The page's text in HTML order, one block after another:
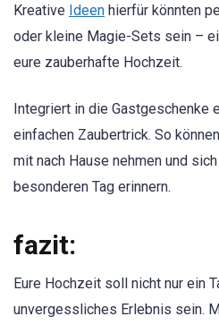
Kreative Ideen hierfür könnten
oder kleine Magie-Sets sein –
eure zauberhafte Hochzeit.
Integriert in die Gastgeschenke
einfachen Zaubertrick. So
mit nach Hause nehmen und
besonderen Tag erinnern.
fazit:
Eure Hochzeit soll nicht nur ein
unvergessliches Erlebnis sein.